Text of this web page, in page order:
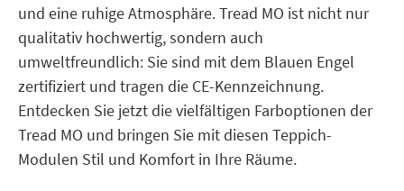
und eine ruhige Atmosphäre. Tread MO ist nicht nur
qualitativ hochwertig, sondern auch
umweltfreundlich: Sie sind mit dem Blauen Engel
zertifiziert und tragen die CE-Kennzeichnung.
Entdecken Sie jetzt die vielfältigen Farboptionen der
Tread MO und bringen Sie mit diesen Teppich-
Modulen Stil und Komfort in Ihre Räume.